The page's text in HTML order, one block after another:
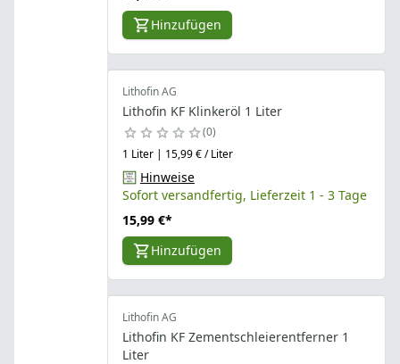
Hinzufügen
Lithofin AG
Lithofin KF Klinkeröl 1 Liter
0
1 Liter | 15,99 € / Liter
Hinweise
Sofort versandfertig, Lieferzeit 1 - 3 Tage
15,99 €*
Hinzufügen
Lithofin AG
Lithofin KF Zementschleierentferner 1
Liter